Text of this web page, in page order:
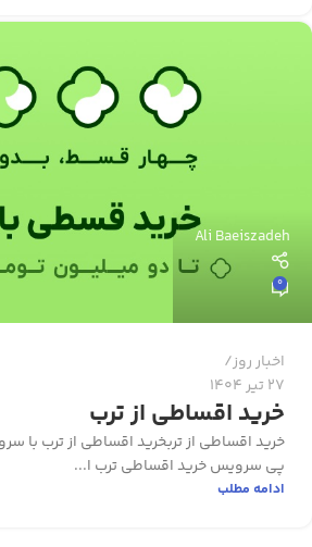
Ali Baeiszadeh
0
اخبار روز
27 تیر 1404
خرید اقساطی از ترب
خرید اقساطی از تربخرید اقساطی از ترب با
پی سرویس خرید اقساطی ترب ا...
ادامه مطلب